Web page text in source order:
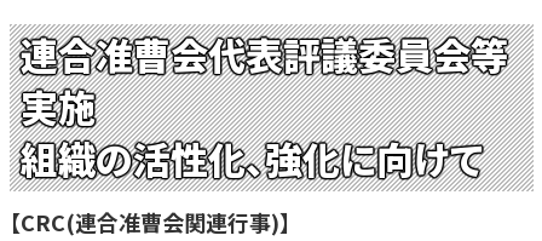
連合准曹会代表評議委員会等
実施
組織の活性化、強化に向けて
【CRC(連合准曹会関連行事)】